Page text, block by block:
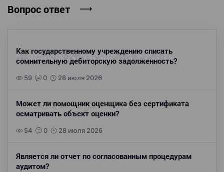
Вопрос ответ
Как государственному учреждению списать
сомнительную дебиторскую задолженность?
59 0 28 июля 2026
Может ли помощник оценщика без сертификата
осматривать объект оценки?
54 0 28 июля 2026
Является ли отчет по согласованным процедурам
аудитом?